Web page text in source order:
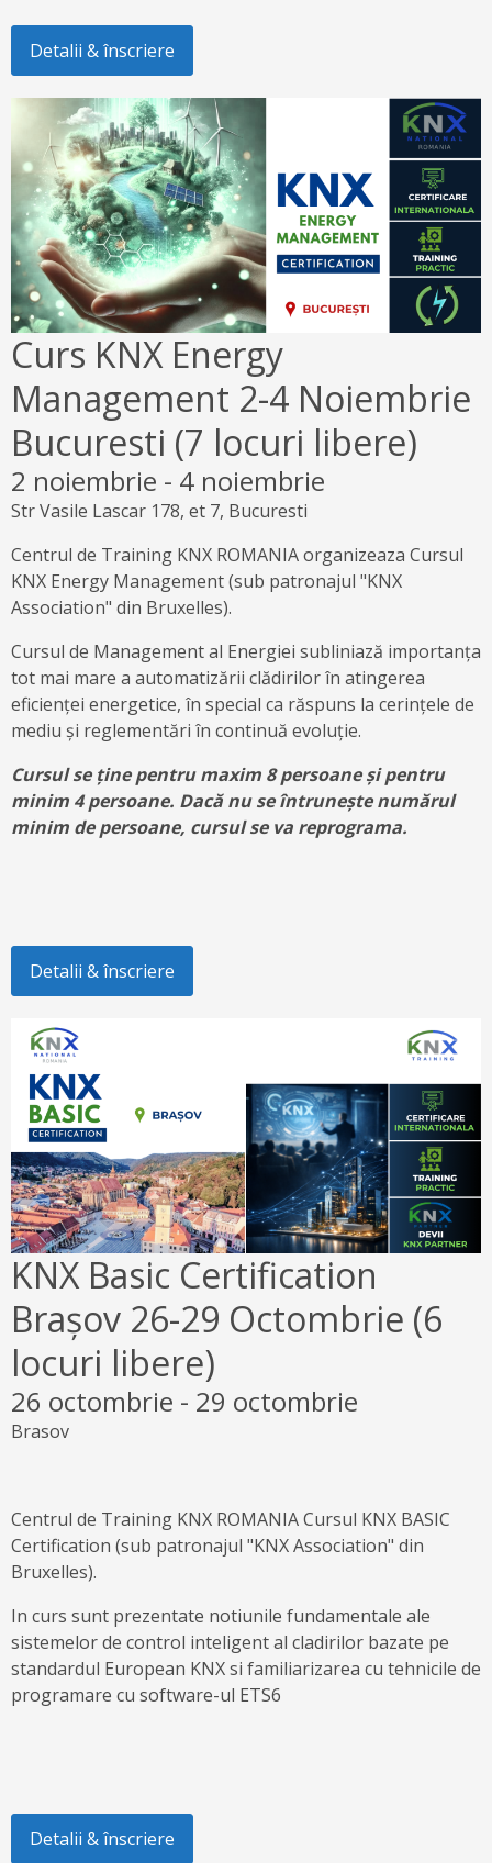
Detalii & înscriere
Curs KNX Energy
Management 2-4 Noiembrie
Bucuresti (7 locuri libere)
2 noiembrie - 4 noiembrie
Str Vasile Lascar 178, et 7, Bucuresti
Centrul de Training KNX ROMANIA organizeaza Cursul
KNX Energy Management (sub patronajul "KNX
Association" din Bruxelles).
Cursul de Management al Energiei subliniază importanța
tot mai mare a automatizării clădirilor în atingerea
eficienței energetice, în special ca răspuns la cerințele de
mediu și reglementări în continuă evoluție.
Cursul se ține pentru maxim 8 persoane și pentru
minim 4 persoane. Dacă nu se întrunește numărul
minim de persoane, cursul se va reprograma.
Detalii & înscriere
KNX Basic Certification
Brașov 26-29 Octombrie (6
locuri libere)
26 octombrie - 29 octombrie
Brasov
Centrul de Training KNX ROMANIA Cursul KNX BASIC
Certification (sub patronajul "KNX Association" din
Bruxelles).
In curs sunt prezentate notiunile fundamentale ale
sistemelor de control inteligent al cladirilor bazate pe
standardul European KNX si familiarizarea cu tehnicile de
programare cu software-ul ETS6
Detalii & înscriere